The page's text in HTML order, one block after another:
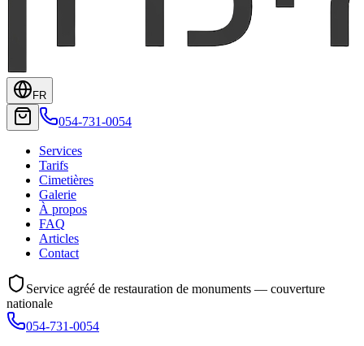
FR
054-731-0054
Services
Tarifs
Cimetières
Galerie
À propos
FAQ
Articles
Contact
Service agréé de restauration de monuments — couverture
nationale
054-731-0054